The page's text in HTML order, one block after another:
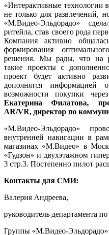
«Интерактивные технологии
не только для развлечений,
«М.Видео-Эльдорадо»
ритейла, став своего рода
Компания активно
формирования
решения. Мы рады, что на
такие проекты с
проект будет активно
дополнятся
возможности покупки
Екатерина Филатова,
AR/VR, директор по
«М.Видео-Эльдорадо»
внутренней навигации в
магазинах «М.Видео» в
«Гудзон» и двухэтажном
3 стр.3. Постепенно пилот
Контакты для СМИ:
Валерия Андреева,
руководитель департамента
Группы «М.Видео-Эльдорадо»